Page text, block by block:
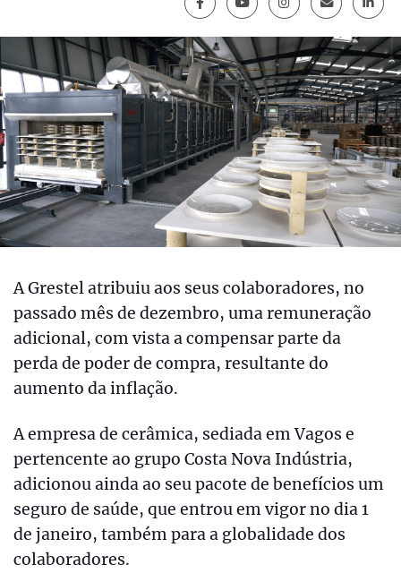
A Grestel atribuiu aos seus colaboradores, no
passado mês de dezembro, uma remuneração
adicional, com vista a compensar parte da
perda de poder de compra, resultante do
aumento da inflação.
A empresa de cerâmica, sediada em Vagos e
pertencente ao grupo Costa Nova Indústria,
adicionou ainda ao seu pacote de benefícios um
seguro de saúde, que entrou em vigor no dia 1
de janeiro, também para a globalidade dos
colaboradores.